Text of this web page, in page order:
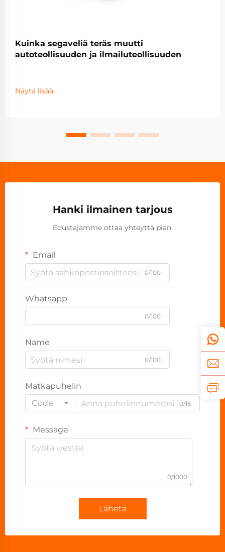
Kuinka segaveliä teräs muutti
autoteollisuuden ja ilmailuteollisuuden
Näytä lisää
Hanki ilmainen tarjous
Edustajamme ottaa yhteyttä pian.
Email
0/100
Whatsapp
0/100
Name
0/100
Matkapuhelin
Code
0/16
Message
0/1000
Lähetä